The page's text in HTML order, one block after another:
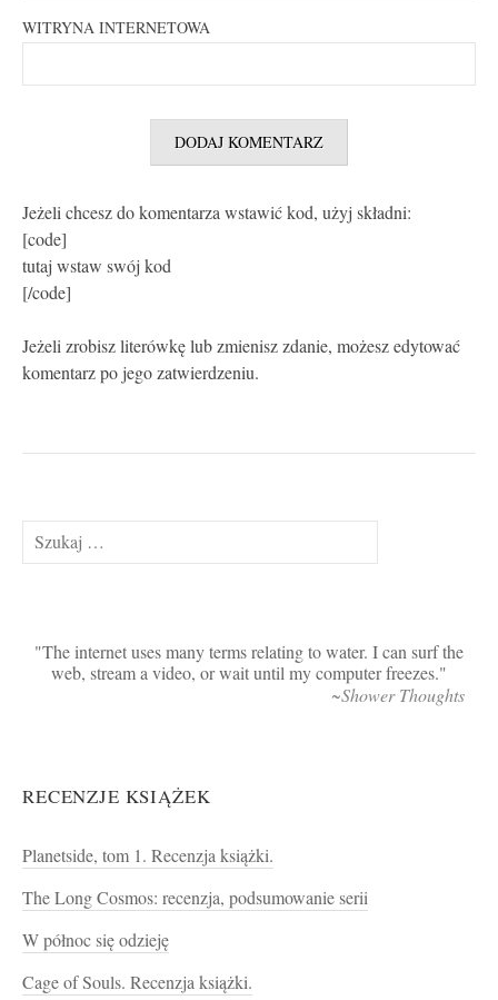
WITRYNA INTERNETOWA
Jeżeli chcesz do komentarza wstawić kod, użyj składni:
[code]
tutaj wstaw swój kod
[/code]
Jeżeli zrobisz literówkę lub zmienisz zdanie, możesz edytować
komentarz po jego zatwierdzeniu.
Szukaj:
The internet uses many terms relating to water. I can surf the
web, stream a video, or wait until my computer freezes.
~Shower Thoughts
RECENZJE KSIĄŻEK
Planetside, tom 1. Recenzja książki.
The Long Cosmos: recenzja, podsumowanie serii
W północ się odzieję
Cage of Souls. Recenzja książki.